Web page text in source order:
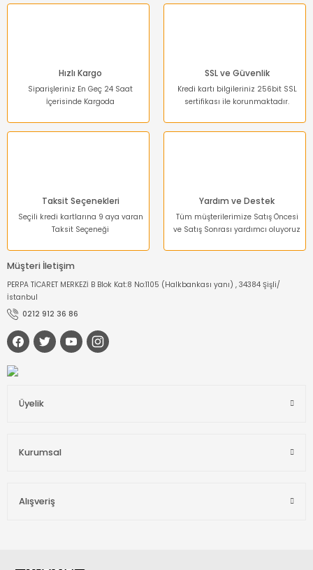
Hızlı Kargo
Siparişleriniz En Geç 24 Saat
İçerisinde Kargoda
SSL ve Güvenlik
Kredi kartı bilgileriniz 256bit SSL
sertifikası ile korunmaktadır.
Taksit Seçenekleri
Seçili kredi kartlarına 9 aya varan
Taksit Seçeneği
Yardım ve Destek
Tüm müşterilerimize Satış Öncesi
ve Satış Sonrası yardımcı oluyoruz
Müşteri İletişim
PERPA TİCARET MERKEZİ B Blok Kat:8 No:1105 (Halkbankası yanı) , 34384 Şişli/
İstanbul
0212 912 36 86
Üyelik
Kurumsal
Alışveriş